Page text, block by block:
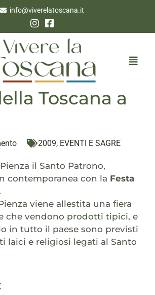
info@viverelatoscana.it
Toscana a
2009, EVENTI E SAGRE
il Santo Patrono,
contemporanea con la Festa
.
viene allestita una fiera
che vendono prodotti tipici, e
in tutto il paese sono previsti
laici e religiosi legati al Santo